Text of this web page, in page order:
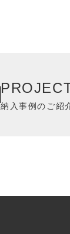
納入事例のご紹